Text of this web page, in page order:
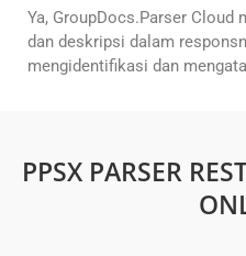
Ya, GroupDocs.Parser Cloud
dan deskripsi dalam
mengidentifikasi dan
PPSX PARSER